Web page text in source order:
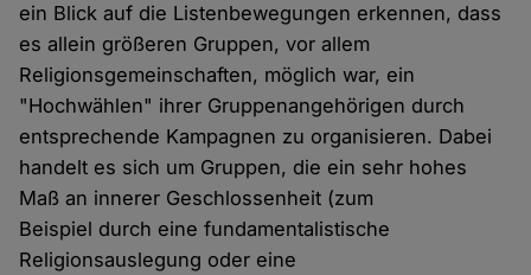
ein Blick auf die Listenbewegungen erkennen, dass
es allein größeren Gruppen, vor allem
Religionsgemeinschaften, möglich war, ein
"Hochwählen" ihrer Gruppenangehörigen durch
entsprechende Kampagnen zu organisieren. Dabei
handelt es sich um Gruppen, die ein sehr hohes
Maß an innerer Geschlossenheit (zum
Beispiel durch eine fundamentalistische
Religionsauslegung oder eine